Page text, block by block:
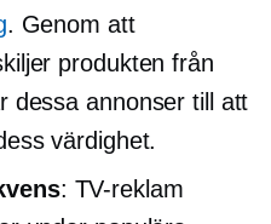
. Genom att
produkten från
dessa annonser till att
värdighet.
: TV-reklam